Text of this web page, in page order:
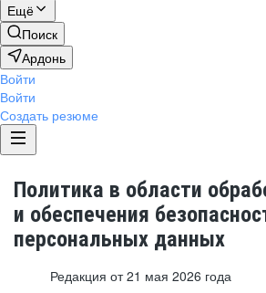
Ещё
Поиск
Ардонь
Войти
Войти
Создать резюме
Политика в области
и обеспечения
персональных данных
Редакция от 21 мая 2026 года